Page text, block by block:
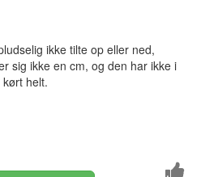
ikke tilte op eller ned,
sig ikke en cm, og den har ikke i
helt.